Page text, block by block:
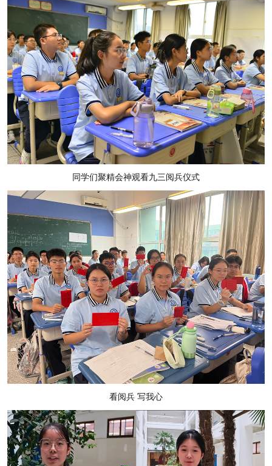
同学们聚精会神观看九三阅兵仪式
看阅兵 写我心